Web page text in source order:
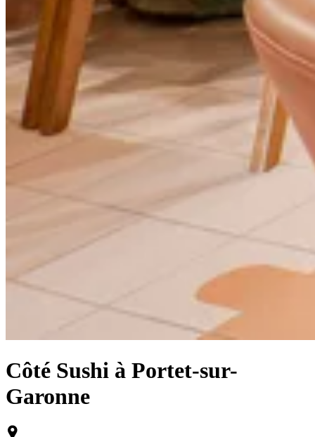
Côté Sushi à Portet-sur-
Garonne